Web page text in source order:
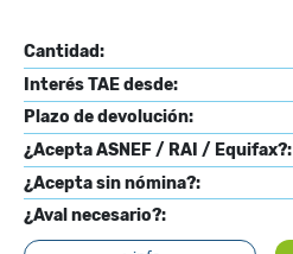
Cantidad:
Interés TAE desde:
Plazo de devolución:
¿Acepta ASNEF / RAI / Equifax?:
¿Acepta sin nómina?:
¿Aval necesario?: